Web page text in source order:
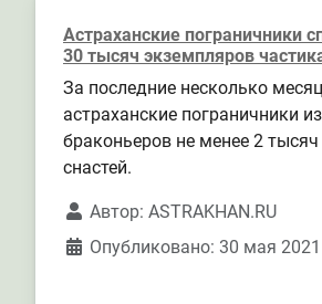
Астраханские пограничники
30 тысяч экземпляров
За последние несколько
астраханские пограничники
браконьеров не менее 2
снастей.
Автор: ASTRAKHAN.RU
Опубликовано: 30 мая 2021